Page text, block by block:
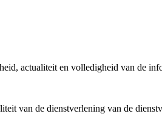
actualiteit en volledigheid van de
van de dienstverlening van de